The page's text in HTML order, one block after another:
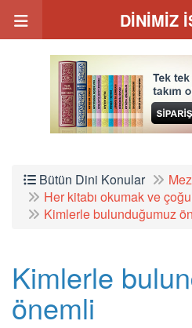
DİNİMİZ
Bütün Dini Konular
Her kitabı okumak ve
Kimlerle bulunduğumuz
Kimlerle
önemli